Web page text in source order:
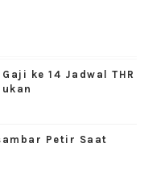
ke 14 Jadwal THR
Petir Saat